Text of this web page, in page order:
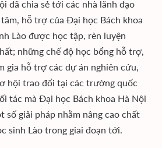
đã chia sẻ tới các nhà lãnh đạo
hỗ trợ của Đại học Bách khoa
Lào được học tập, rèn luyện
những chế độ học bổng hỗ trợ,
gia hỗ trợ các dự án nghiên cứu,
hội trao đổi tại các trường quốc
tác mà Đại học Bách khoa Hà Nội
số giải pháp nhằm nâng cao chất
sinh Lào trong giai đoạn tới.